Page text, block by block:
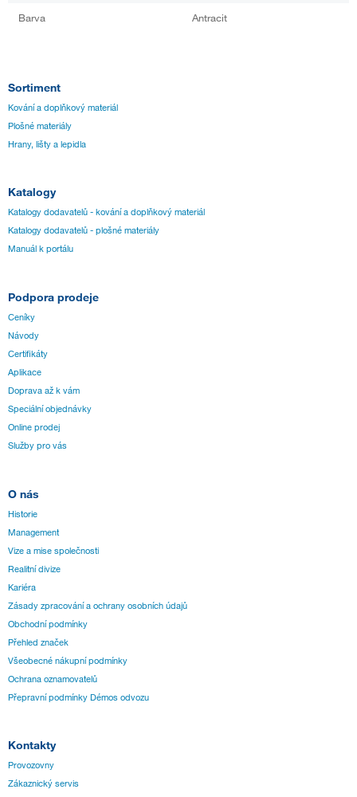
Barva Antracit
Sortiment
Kování a doplňkový materiál
Plošné materiály
Hrany, lišty a lepidla
Katalogy
Katalogy dodavatelů - kování a doplňkový materiál
Katalogy dodavatelů - plošné materiály
Manuál k portálu
Podpora prodeje
Ceníky
Návody
Certifikáty
Aplikace
Doprava až k vám
Speciální objednávky
Online prodej
Služby pro vás
O nás
Historie
Management
Vize a mise společnosti
Realitní divize
Kariéra
Zásady zpracování a ochrany osobních údajů
Obchodní podmínky
Přehled značek
Všeobecné nákupní podmínky
Ochrana oznamovatelů
Přepravní podmínky Démos odvozu
Kontakty
Provozovny
Zákaznický servis